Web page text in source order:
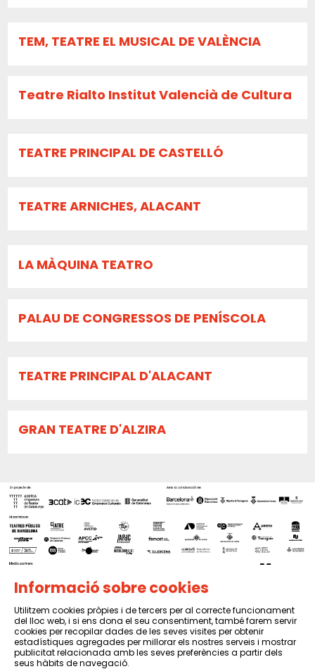
TEM, TEATRE EL MUSICAL DE VALÈNCIA
Teatre Rialto Institut Valencià de Cultura
TEATRE PRINCIPAL DE CASTELLÓ
TEATRE ARNICHES, ALACANT
LA MÀQUINA TEATRO
PALAU DE CONGRESSOS DE PENÍSCOLA
TEATRE PRINCIPAL D'ALACANT
GRAN TEATRE D'ALZIRA
Sitemap | Avís Legal | Política de privacitat | Contactar
Informació sobre cookies
Utilitzem cookies pròpies i de tercers per al correcte funcionament
del lloc web, i si ens dona el seu consentiment, també farem servir
cookies per recopilar dades de les seves visites per obtenir
estadístiques agregades per millorar els nostres serveis i mostrar
publicitat relacionada amb les seves preferències a partir dels
seus hàbits de navegació.